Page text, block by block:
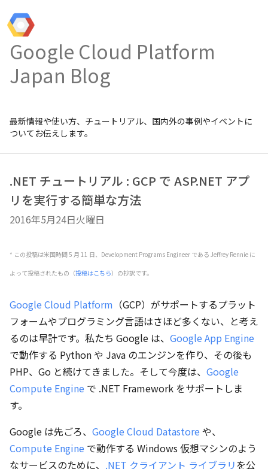
Google Cloud Platform
Japan Blog
最新情報や使い方、チュートリアル、国内外の事例やイベントに
ついてお伝えします。
.NET チュートリアル : GCP で ASP.NET アプ
リを実行する簡単な方法
2016年5月24日火曜日
* この投稿は米国時間 5 月 11 日、Development Programs Engineer である Jeffrey Rennie に
よって投稿されたもの（投稿はこちら）の抄訳です。
Google Cloud Platform （GCP）がサポートするプラット
フォームやプログラミング言語はさほど多くない、と考え
るのは早計です。私たち Google は、 Google App Engine
で動作する Python や Java のエンジンを作り、その後も
PHP、Go と続けてきました。そして今度は、 Google
Compute Engine で .NET Framework をサポートしま
す。
Google は先ごろ、 Google Cloud Datastoreや、
Compute Engine で動作する Windows 仮想マシンのよう
なサービスのために、 .NET クライアント ライブラリを公